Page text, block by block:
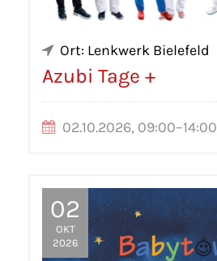
Ort: Lenkwerk Bielefeld
Azubi Tage +
02.10.2026, 09:00–14:00
02
OKT
2026